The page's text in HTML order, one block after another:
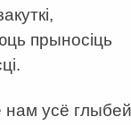
прыносіць
усё глыбей